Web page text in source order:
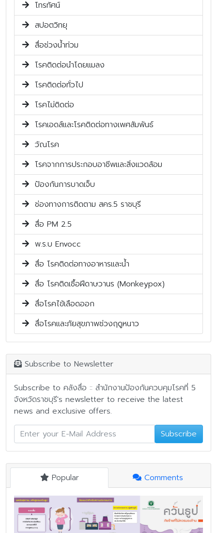
โทรทัศน์
สปอตวิทยุ
สื่อช่วงน้ำท่วม
โรคติดต่อนำโดยแมลง
โรคติดต่อทั่วไป
โรคไม่ติดต่อ
โรคเอดส์และโรคติดต่อทางเพศสัมพันธ์
วัณโรค
โรคจากการประกอบอาชีพและสิ่งแวดล้อม
ป้องกันการบาดเจ็บ
ช่องทางการติดตาม สคร.5 ราชบุรี
สื่อ PM 2.5
พ.ร.บ Envocc
สื่อ โรคติดต่อทางอาหารและน้ำ
สื่อ โรคติดเชื้อฝีดาษวานร (Monkeypox)
สื่อโรคไข้เลือดออก
สื่อโรคและภัยสุขภาพช่วงฤดูหนาว
Subscribe to Newsletter
Subscribe to คลังสื่อ :: สำนักงานป้องกันควบคุมโรคที่ 5
จังหวัดราชบุรี's newsletter to receive the latest
news and exclusive offers.
Subscribe
Popular Comments